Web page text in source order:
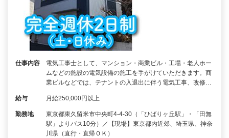
仕事内容
電気工事士として、マンション・商業ビル・工場・老人ホー
ムなどの施設の電気設備の施工を手がけていただきます。商
業ビルなどでは、テナントの入退出に伴う電気工事、改修…
給与 月給250,000円以上
勤務地
東京都東久留米市中央町4-4-30（「ひばりヶ丘駅」・「田無
駅」よりバス10分）／【現場】東京都内近郊、埼玉県、神奈
川県（直行・直帰ＯＫ）